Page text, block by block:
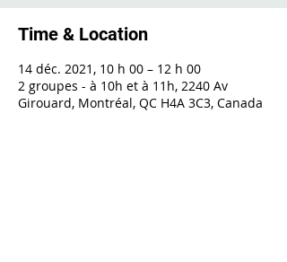
Time & Location
14 déc. 2021, 10 h 00 – 12 h 00
2 groupes - à 10h et à 11h, 2240 Av
Girouard, Montréal, QC H4A 3C3, Canada